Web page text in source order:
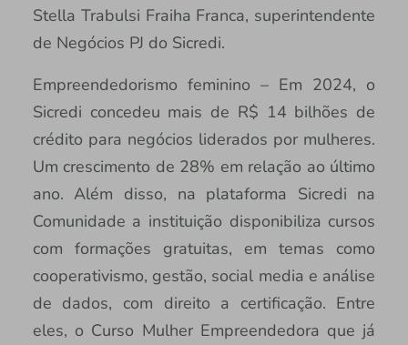
Stella Trabulsi Fraiha Franca, superintendente
de Negócios PJ do Sicredi.
Empreendedorismo feminino – Em 2024, o
Sicredi concedeu mais de R$ 14 bilhões de
crédito para negócios liderados por mulheres.
Um crescimento de 28% em relação ao último
ano. Além disso, na plataforma Sicredi na
Comunidade a instituição disponibiliza cursos
com formações gratuitas, em temas como
cooperativismo, gestão, social media e análise
de dados, com direito a certificação. Entre
eles, o Curso Mulher Empreendedora que já